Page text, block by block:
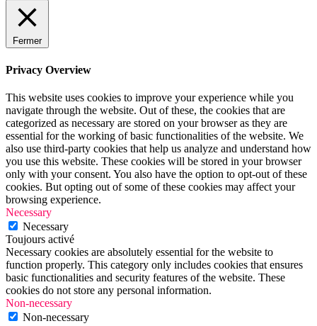
Fermer
Privacy Overview
This website uses cookies to improve your experience while you
navigate through the website. Out of these, the cookies that are
categorized as necessary are stored on your browser as they are
essential for the working of basic functionalities of the website. We
also use third-party cookies that help us analyze and understand how
you use this website. These cookies will be stored in your browser
only with your consent. You also have the option to opt-out of these
cookies. But opting out of some of these cookies may affect your
browsing experience.
Necessary
Necessary
Toujours activé
Necessary cookies are absolutely essential for the website to
function properly. This category only includes cookies that ensures
basic functionalities and security features of the website. These
cookies do not store any personal information.
Non-necessary
Non-necessary